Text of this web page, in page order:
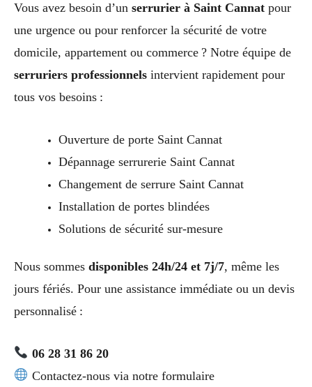
Vous avez besoin d’un serrurier à Saint Cannat pour
une urgence ou pour renforcer la sécurité de votre
domicile, appartement ou commerce ? Notre équipe de
serruriers professionnels intervient rapidement pour
tous vos besoins :
Ouverture de porte Saint Cannat
Dépannage serrurerie Saint Cannat
Changement de serrure Saint Cannat
Installation de portes blindées
Solutions de sécurité sur-mesure
Nous sommes disponibles 24h/24 et 7j/7, même les
jours fériés. Pour une assistance immédiate ou un devis
personnalisé :
06 28 31 86 20
Contactez-nous via notre formulaire